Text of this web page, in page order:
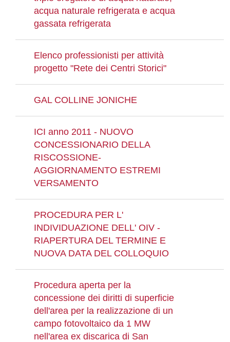
acqua naturale refrigerata e acqua
gassata refrigerata
Elenco professionisti per attività
progetto "Rete dei Centri Storici"
GAL COLLINE JONICHE
ICI anno 2011 - NUOVO
CONCESSIONARIO DELLA
RISCOSSIONE-
AGGIORNAMENTO ESTREMI
VERSAMENTO
PROCEDURA PER L'
INDIVIDUAZIONE DELL' OIV -
RIAPERTURA DEL TERMINE E
NUOVA DATA DEL COLLOQUIO
Procedura aperta per la
concessione dei diritti di superficie
dell'area per la realizzazione di un
campo fotovoltaico da 1 MW
nell'area ex discarica di San